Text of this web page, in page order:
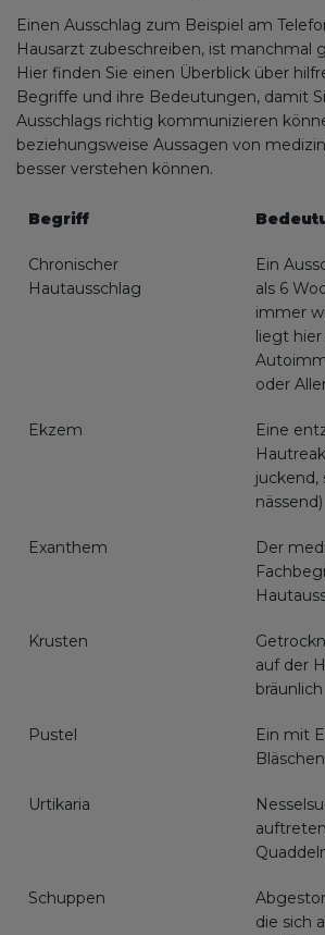
Einen Ausschlag zum Beispiel am
Hausarzt zubeschreiben, ist manchmal
Hier finden Sie einen Überblick über
Begriffe und ihre Bedeutungen, damit
Ausschlags richtig kommunizieren
beziehungsweise Aussagen von
besser verstehen können.
Begriff
Chronischer
Hautausschlag
Ein
als 6
immer
liegt hier
oder
Ekzem
Eine
juckend,
nässend)
Exanthem
Der
Krusten
auf der
bräunlich
Pustel
Ein mit
Bläschen
Urtikaria
Schuppen
die sich